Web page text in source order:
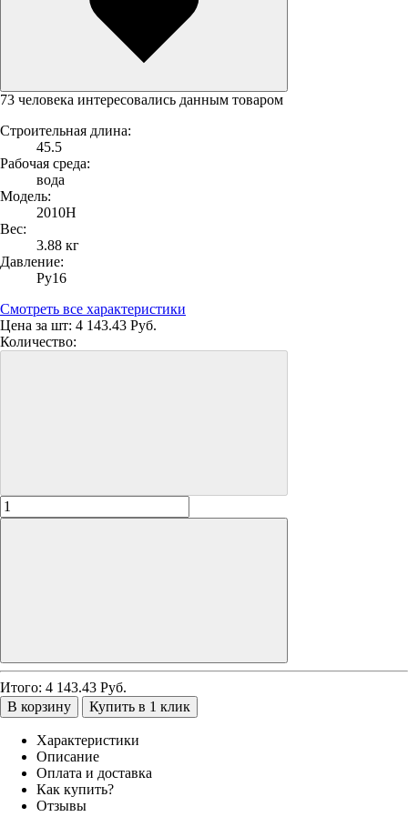
73 человека интересовались данным товаром
Строительная длина:
45.5
Рабочая среда:
вода
Модель:
2010H
Вес:
3.88 кг
Давление:
Ру16
Смотреть все характеристики
Цена за шт: 4 143.43 Руб.
Количество:
Итого: 4 143.43 Руб.
В корзину
Купить в 1 клик
Характеристики
Описание
Оплата и доставка
Как купить?
Отзывы